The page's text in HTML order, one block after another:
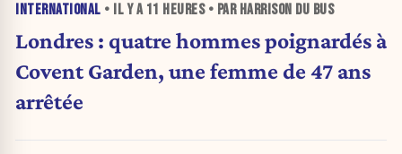
INTERNATIONAL • IL Y A 11 HEURES• PAR HARRISON DU BUS
Londres : quatre hommes poignardés à
Covent Garden, une femme de 47 ans
arrêtée